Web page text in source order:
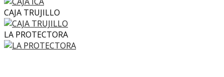
CAJA TRUJILLO
LA PROTECTORA